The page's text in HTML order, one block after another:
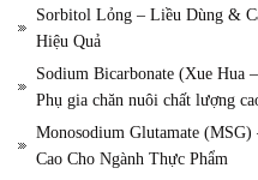
Sorbitol Lỏng – Liều Dùng &
Hiệu Quả
Sodium Bicarbonate (Xue Hua
Phụ gia chăn nuôi chất lượng
Monosodium Glutamate
Cao Cho Ngành Thực Phẩm